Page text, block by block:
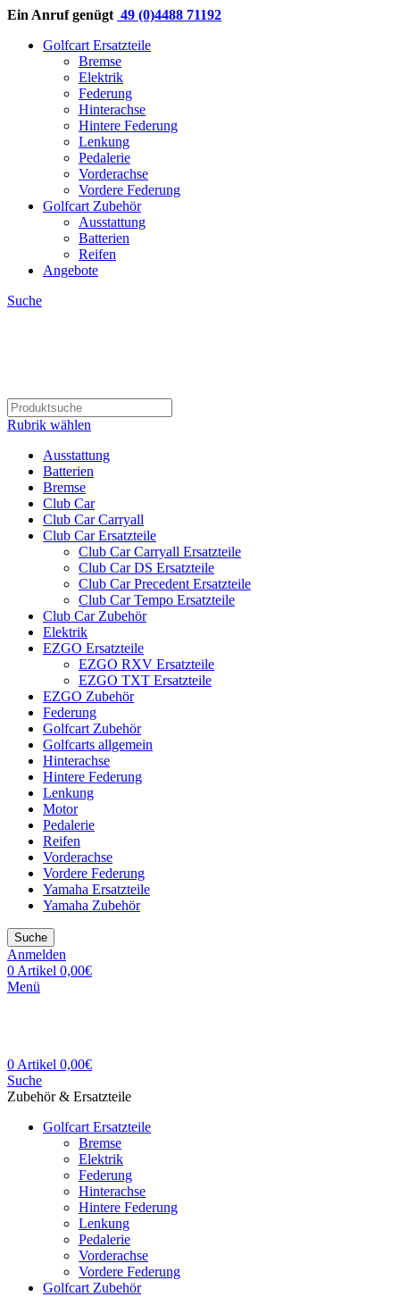
Ein Anruf genügt 49 (0)4488 71192
Golfcart Ersatzteile
Bremse
Elektrik
Federung
Hinterachse
Hintere Federung
Lenkung
Pedalerie
Vorderachse
Vordere Federung
Golfcart Zubehör
Ausstattung
Batterien
Reifen
Angebote
Suche
Rubrik wählen
Ausstattung
Batterien
Bremse
Club Car
Club Car Carryall
Club Car Ersatzteile
Club Car Carryall Ersatzteile
Club Car DS Ersatzteile
Club Car Precedent Ersatzteile
Club Car Tempo Ersatzteile
Club Car Zubehör
Elektrik
EZGO Ersatzteile
EZGO RXV Ersatzteile
EZGO TXT Ersatzteile
EZGO Zubehör
Federung
Golfcart Zubehör
Golfcarts allgemein
Hinterachse
Hintere Federung
Lenkung
Motor
Pedalerie
Reifen
Vorderachse
Vordere Federung
Yamaha Ersatzteile
Yamaha Zubehör
Suche
Anmelden
0 Artikel 0,00€
Menü
0 Artikel 0,00€
Suche
Zubehör & Ersatzteile
Golfcart Ersatzteile
Bremse
Elektrik
Federung
Hinterachse
Hintere Federung
Lenkung
Pedalerie
Vorderachse
Vordere Federung
Golfcart Zubehör